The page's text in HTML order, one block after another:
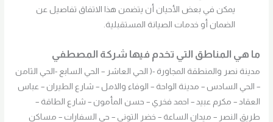
يمكن في بعض الأحيان أن يتضمن هذا الاتفاق تفاصيل عن
الضمان أو خدمات الصيانة المستقبلية.
ما هي المناطق التي تخدم فيها شركة المصطفي
مدينة نصر والمنطقة المجاورة -( الحي العاشر – الحي السابع -الحي الثامن
– الحي السادس – مدينة الواحة – الوفاء والامل – شارع الطيران – عباس
العقاد – مكرم عبيد – احمد فخري – حسن المأمون – شارع الطاقة –
طريق النصر – ميدان الساعة – خضر التوني – حي السفارات – مساكن